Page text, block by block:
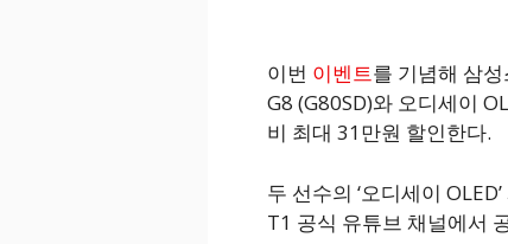
이번 이벤트를 기념해 삼
G8 (G80SD)와 오디세이
비 최대 31만원 할인한다.
두 선수의 ‘오디세이
T1 공식 유튜브 채널에서